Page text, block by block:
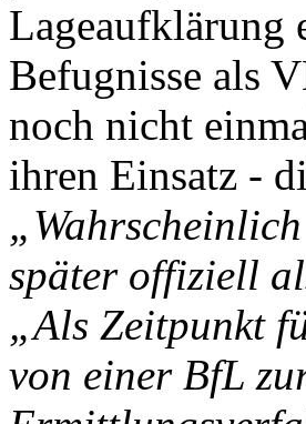
Lageaufklärung
Befugnisse als
noch nicht
ihren Einsatz -
später offiziell
„Als Zeitpunkt
von einer BfL